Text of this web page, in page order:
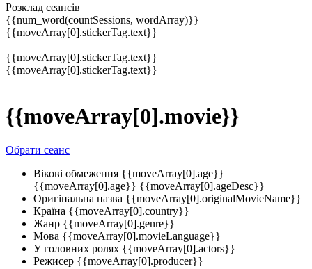
Розклад сеансів
{{num_word(countSessions, wordArray)}}
{{moveArray[0].stickerTag.text}}
{{moveArray[0].stickerTag.text}}
{{moveArray[0].stickerTag.text}}
{{moveArray[0].movie}}
Обрати сеанс
Вікові обмеження {{moveArray[0].age}}
{{moveArray[0].age}} {{moveArray[0].ageDesc}}
Оригінальна назва {{moveArray[0].originalMovieName}}
Країна {{moveArray[0].country}}
Жанр {{moveArray[0].genre}}
Мова {{moveArray[0].movieLanguage}}
У головних ролях {{moveArray[0].actors}}
Режисер {{moveArray[0].producer}}